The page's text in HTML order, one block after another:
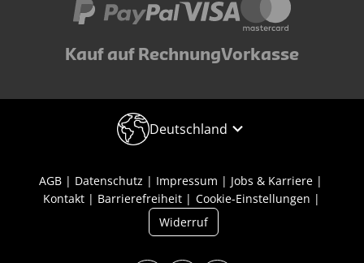
Kauf auf RechnungVorkasse
Deutschland
AGB Datenschutz Impressum
Jobs & Karriere
Kontakt
Barrierefreiheit
Cookie-Einstellungen
Widerruf